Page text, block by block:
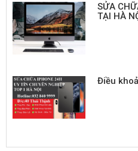
SỬA
TẠI HÀ
Điều